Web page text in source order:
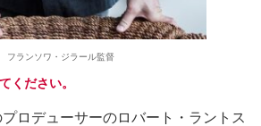
フランソワ・ジラール監督
ください。
ロデューサーのロバート・ラントス